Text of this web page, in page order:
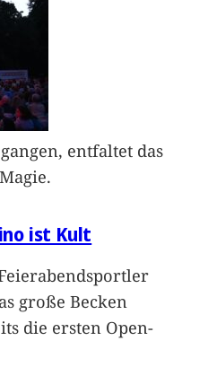
entfaltet das
ist Kult
große Becken
die ersten Open-